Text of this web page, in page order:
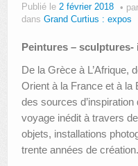
Publié le 2 février 2018 par
dans Grand Curtius : expos
Peintures –
De la Grèce à L’Afrique,
Orient à la France et à la
des sources
voyage inédit à travers
objets, installations
trente années de création.